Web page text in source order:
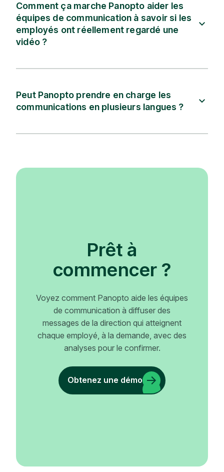
Comment ça marche Panopto aider les
équipes de communication à savoir si les
employés ont réellement regardé une
vidéo ?
Peut Panopto prendre en charge les
communications en plusieurs langues ?
Prêt à
commencer ?
Voyez comment Panopto aide les équipes
de communication à diffuser des
messages de la direction qui atteignent
chaque employé, à la demande, avec des
analyses pour le confirmer.
Obtenez une démo